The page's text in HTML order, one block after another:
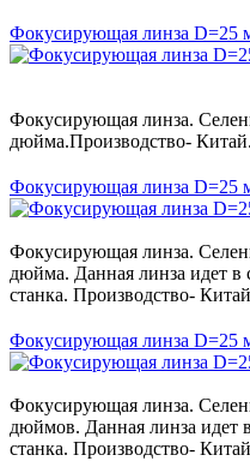
Фокусирующая линза D=25
Фокусирующая линза.
дюйма.Производство-
Фокусирующая линза D=25
Фокусирующая линза.
дюйма. Данная линза идет в
станка. Производство-
Фокусирующая линза D=25
Фокусирующая линза.
дюймов. Данная линза идет
станка. Производство-